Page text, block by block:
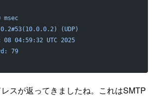
(UDP)
08 04:59:32 UTC 2025
79
スが返ってきましたね。これはSMTP